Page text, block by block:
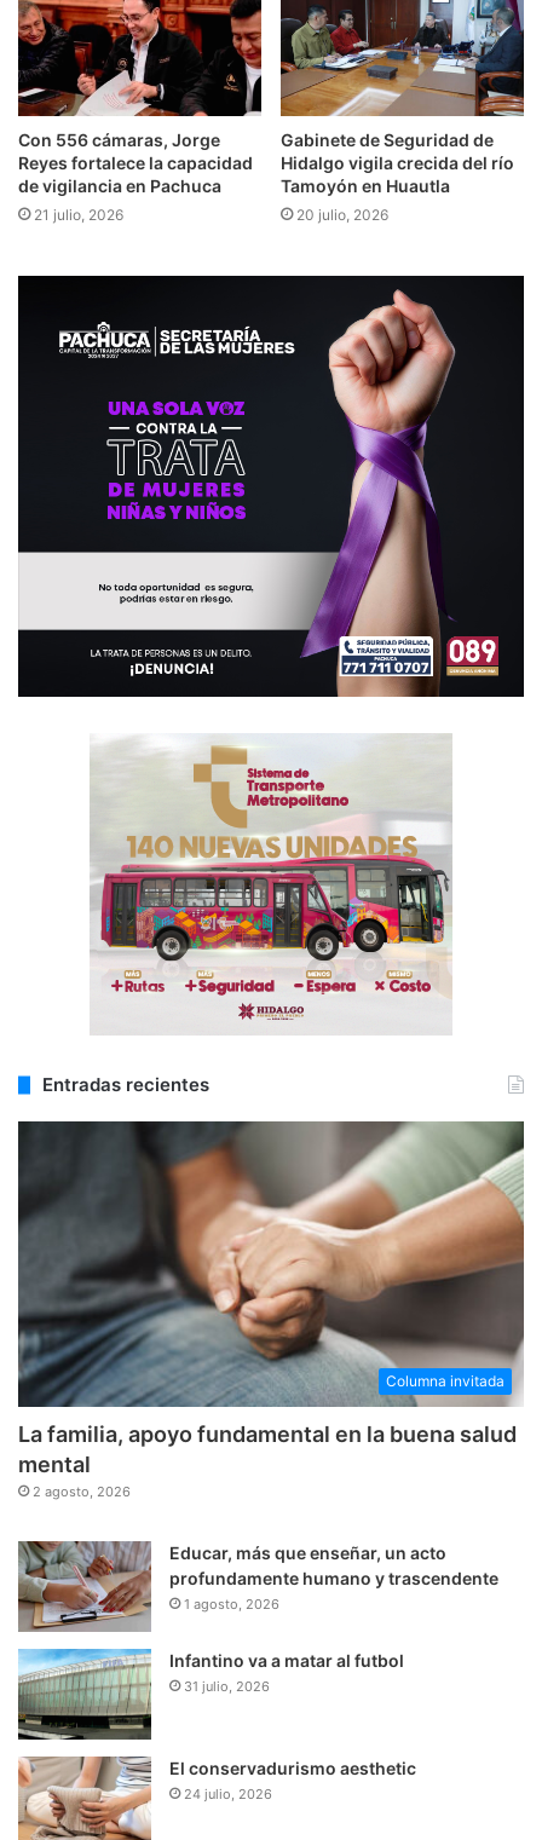
Con 556 cámaras, Jorge
Reyes fortalece la capacidad
de vigilancia en Pachuca
21 julio, 2026
Gabinete de Seguridad de
Hidalgo vigila crecida del río
Tamoyón en Huautla
20 julio, 2026
Entradas recientes
Columna invitada
La familia, apoyo fundamental en la buena salud
mental
2 agosto, 2026
Educar, más que enseñar, un acto
profundamente humano y trascendente
1 agosto, 2026
Infantino va a matar al futbol
31 julio, 2026
El conservadurismo aesthetic
24 julio, 2026